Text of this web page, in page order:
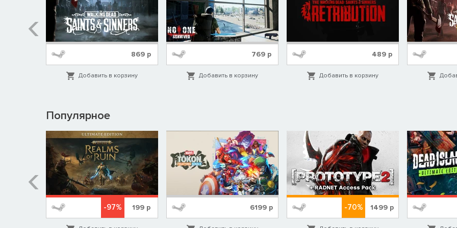
869 р
Добавить в корзину
769 р
Добавить в корзину
489р
Добавить в корзину
Популярное
-97% 199р 6199 р -70% 1499р